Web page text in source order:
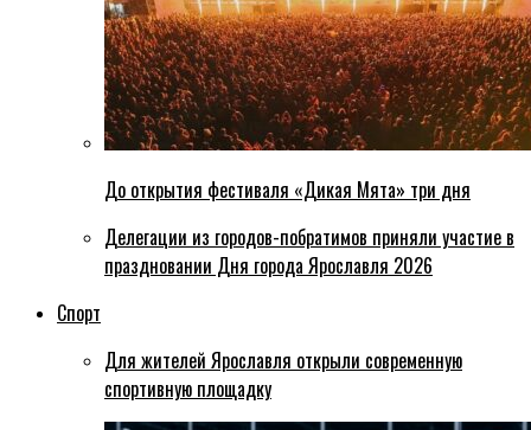
До открытия фестиваля «Дикая Мята» три дня
Делегации из городов-побратимов приняли участие в
праздновании Дня города Ярославля 2026
Спорт
Для жителей Ярославля открыли современную
спортивную площадку